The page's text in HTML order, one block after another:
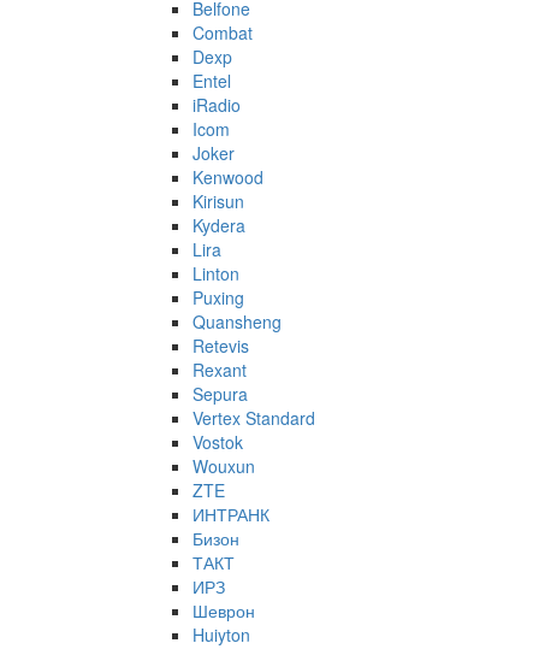
Belfone
Combat
Dexp
Entel
iRadio
Icom
Joker
Kenwood
Kirisun
Kydera
Lira
Linton
Puxing
Quansheng
Retevis
Rexant
Sepura
Vertex Standard
Vostok
Wouxun
ZTE
ИНТРАНК
Бизон
ТАКТ
ИРЗ
Шеврон
Huiyton